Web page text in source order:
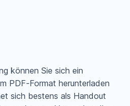
können Sie sich ein
PDF-Format herunterladen
sich bestens als Handout